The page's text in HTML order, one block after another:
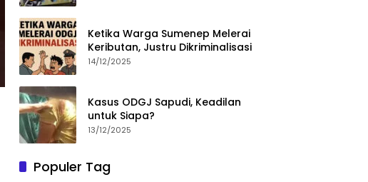
Ketika Warga Sumenep Melerai
Keributan, Justru Dikriminalisasi
14/12/2025
Kasus ODGJ Sapudi, Keadilan
untuk Siapa?
13/12/2025
Populer Tag